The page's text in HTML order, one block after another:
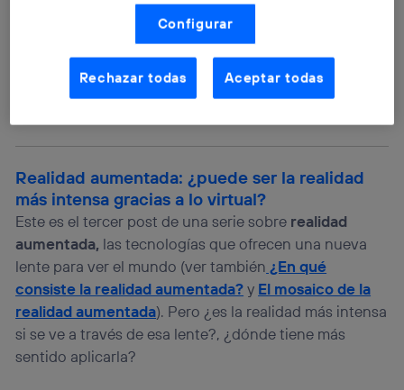
Realidad aumentada: ¿puede ser la realidad
más intensa gracias a lo virtual?
Este es el tercer post de una serie sobre realidad
aumentada, las tecnologías que ofrecen una nueva
lente para ver el mundo (ver también ¿En qué
consiste la realidad aumentada?y El mosaico de la
realidad aumentada). Pero ¿es la realidad más intensa
si se ve a través de esa lente?, ¿dónde tiene más
sentido aplicarla?
Nosotros, Telefónica S.A., utilizamos la tecnología Utiq para
realizar nuestras acciones de marketing digital o análisis
(como se describe en este aviso de consentimiento)
basadas en tu navegación en nuestra(s) web(s)
aquí(solo cuando utilizas una conexión a
internet habilitada , proporcionada por una de las
operadoras de telefonía participantes, y otorgas tu
La tecnología utiliza un identificador cifrado creado por tu
operadora de telefonía, utilizando tu dirección IP y otra
información de la cuenta de cliente de
telecomunicaciones vinculada a la conexión que utilizas
(p. ej., número de teléfono móvil).
Este identificador se asigna a la conexión de internet, por
lo que cualquier persona que conecte su dispositivo y
consienta el uso de la tecnología recibirá el mismo
identificador. Típicamente:
Si utilizas unaconexión de banda ancha
el marketing o análisis se realizará en función de las
Configurar
Rechazar todas Aceptar todas